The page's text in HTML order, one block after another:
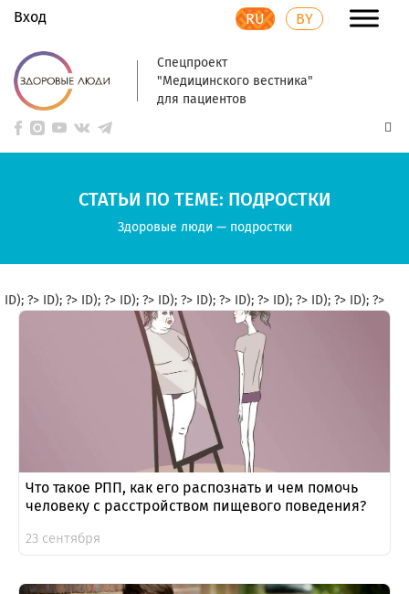
Вход RU BY
Спецпроект
"Медицинского вестника"
для пациентов
СТАТЬИ ПО ТЕМЕ: ПОДРОСТКИ
Здоровые люди — подростки
ID); ?>
Что такое РПП, как его распознать и чем помочь
человеку с расстройством пищевого поведения?
23 сентября
ID); ?> ID); ?> ID); ?> ID); ?> ID); ?> ID); ?> ID); ?> ID); ?> ID); ?>